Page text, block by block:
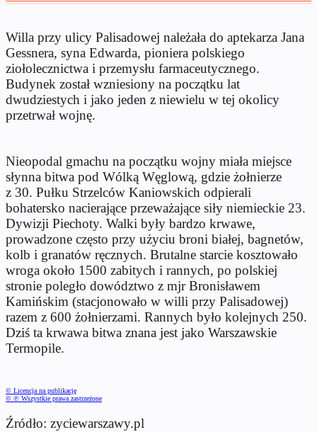
Willa przy ulicy Palisadowej należała do aptekarza Jana
Gessnera, syna Edwarda, pioniera polskiego
ziołolecznictwa i przemysłu farmaceutycznego.
Budynek został wzniesiony na początku lat
dwudziestych i jako jeden z niewielu w tej okolicy
przetrwał wojnę.
Nieopodal gmachu na początku wojny miała miejsce
słynna bitwa pod Wólką Węglową, gdzie żołnierze
z 30. Pułku Strzelców Kaniowskich odpierali
bohatersko nacierające przeważające siły niemieckie 23.
Dywizji Piechoty. Walki były bardzo krwawe,
prowadzone często przy użyciu broni białej, bagnetów,
kolb i granatów ręcznych. Brutalne starcie kosztowało
wroga około 1500 zabitych i rannych, po polskiej
stronie poległo dowództwo z mjr Bronisławem
Kamińskim (stacjonowało w willi przy Palisadowej)
razem z 600 żołnierzami. Rannych było kolejnych 250.
Dziś ta krwawa bitwa znana jest jako Warszawskie
Termopile.
© Licencja na publikację
© ℗ Wszystkie prawa zastrzeżone
Źródło: zyciewarszawy.pl